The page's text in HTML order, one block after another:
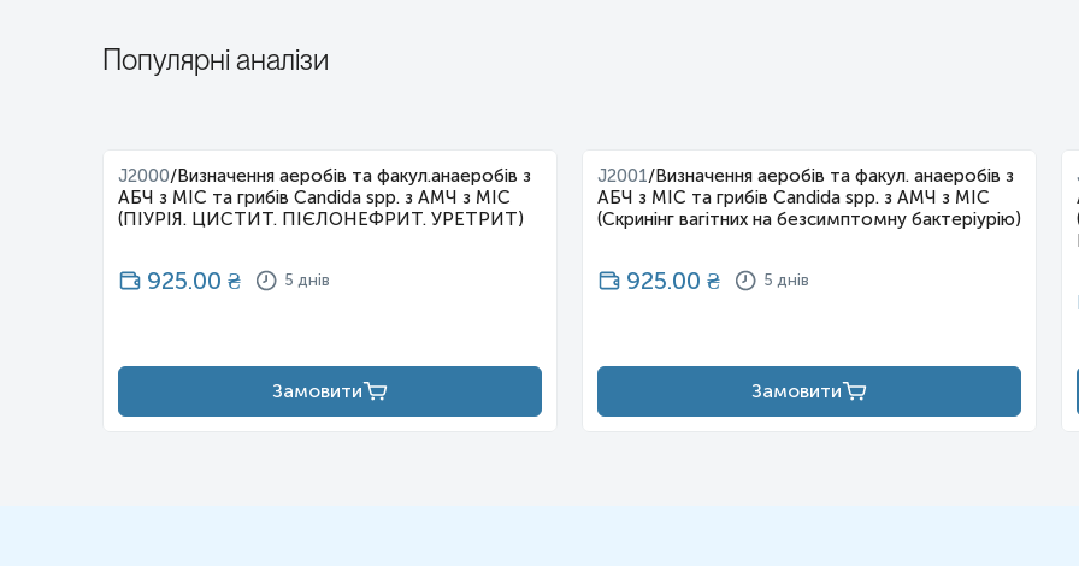
Популярні аналізи
J2000/Визначення аеробів та факул.анаеробів з
АБЧ з МІС та грибів Candida spp. з АМЧ з МІС
(ПІУРІЯ. ЦИСТИТ. ПІЄЛОНЕФРИТ. УРЕТРИТ)
925.00 ₴ 5 днів
Замовити
J2001/Визначення аеробів та факул. анаеробів з
АБЧ з МІС та грибів Candida spp. з АМЧ з МІС
(Скринінг вагітних на безсимптомну бактеріурію)
925.00 ₴ 5 днів
Замовити